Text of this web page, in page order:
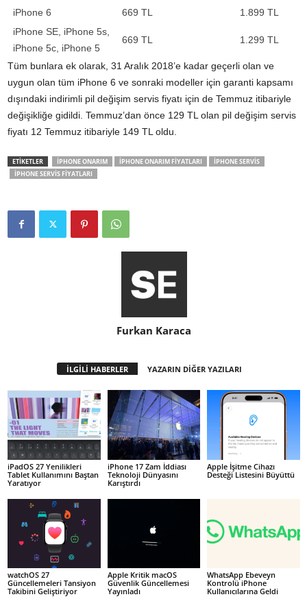
iPhone 6
669 TL
1.899 TL
iPhone SE, iPhone 5s,
iPhone 5c, iPhone 5
669 TL 1.299 TL
Tüm bunlara ek olarak, 31 Aralık 2018’e kadar geçerli olan ve
uygun olan tüm iPhone 6 ve sonraki modeller için garanti kapsamı
dışındaki indirimli pil değişim servis fiyatı için de Temmuz itibariyle
değişikliğe gidildi. Temmuz’dan önce 129 TL olan pil değişim servis
fiyatı 12 Temmuz itibariyle 149 TL oldu.
ETİKETLER IPHONE ONARIM IPHONE ONARIM FIYATLARI
IPHONE SERVIS
IPHONE SERVIS FIYATLARI
Furkan Karaca
İLGİLİ HABERLER YAZARIN DİĞER YAZILARI
iPadOS 27 Yenilikleri
Tablet Kullanımını Baştan
Yaratıyor
iPhone 17 Zam İddiası
Teknoloji Dünyasını
Karıştırdı
Apple İşitme Cihazı
Desteği Listesini Büyüttü
watchOS 27
Güncellemeleri Tansiyon
Takibini Geliştiriyor
Apple Kritik macOS
Güvenlik Güncellemesi
Yayınladı
WhatsApp Ebeveyn
Kontrolü iPhone
Kullanıcılarına Geldi